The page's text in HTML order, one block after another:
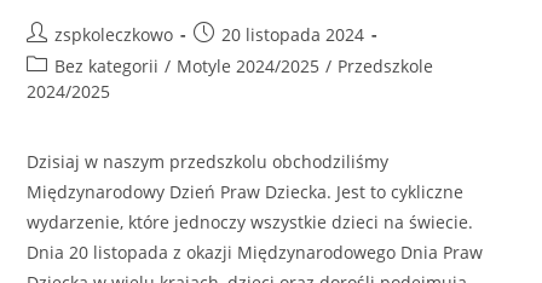
zspkoleczkowo
20 listopada 2024
Bez kategorii / Motyle 2024/2025 / Przedszkole
2024/2025
Dzisiaj w naszym przedszkolu obchodziliśmy
Międzynarodowy Dzień Praw Dziecka. Jest to cykliczne
wydarzenie, które jednoczy wszystkie dzieci na świecie.
Dnia 20 listopada z okazji Międzynarodowego Dnia Praw